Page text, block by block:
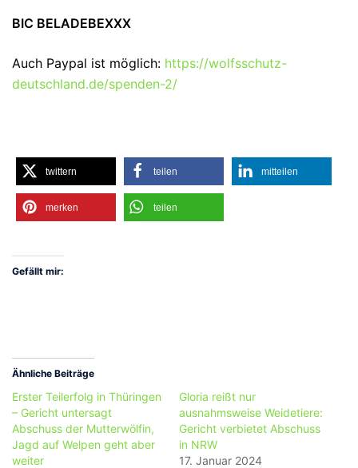
BIC BELADEBEXXX
Auch Paypal ist möglich: https://wolfsschutz-
deutschland.de/spenden-2/
twittern teilen mitteilen
merken teilen
Gefällt mir:
Ähnliche Beiträge
Erster Teilerfolg in Thüringen
– Gericht untersagt
Abschuss der Mutterwölfin,
Jagd auf Welpen geht aber
weiter
Gloria reißt nur
ausnahmsweise Weidetiere:
Gericht verbietet Abschuss
in NRW
17. Januar 2024